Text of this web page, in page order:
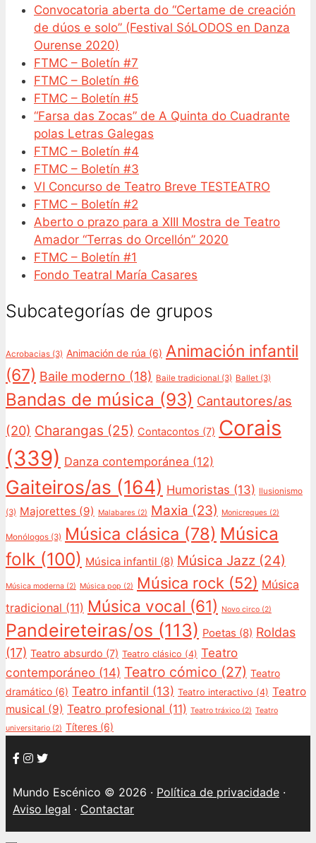
Convocatoria aberta do “Certame de creación
de dúos e solo” (Festival SóLODOS en Danza
Ourense 2020)
FTMC – Boletín #7
FTMC – Boletín #6
FTMC – Boletín #5
“Farsa das Zocas” de A Quinta do Cuadrante
polas Letras Galegas
FTMC – Boletín #4
FTMC – Boletín #3
VI Concurso de Teatro Breve TESTEATRO
FTMC – Boletín #2
Aberto o prazo para a XIII Mostra de Teatro
Amador “Terras do Orcellón” 2020
FTMC – Boletín #1
Fondo Teatral María Casares
Subcategorías de grupos
Acrobacias (3) Animación de rúa (6) Animación infantil
(67) Baile moderno (18) Baile tradicional (3) Ballet (3)
Bandas de música (93) Cantautores/as
(20) Charangas (25) Contacontos (7) Corais
(339) Danza contemporánea (12)
Gaiteiros/as (164) Humoristas (13) Ilusionismo
(3) Majorettes (9) Malabares (2) Maxia (23) Monicreques (2)
Monólogos (3) Música clásica (78) Música
folk (100) Música infantil (8) Música Jazz (24)
Música moderna (2) Música pop (2) Música rock (52) Música
tradicional (11) Música vocal (61) Novo circo (2)
Pandeireteiras/os (113) Poetas (8) Roldas
(17) Teatro absurdo (7) Teatro clásico (4) Teatro
contemporáneo (14) Teatro cómico (27) Teatro
dramático (6) Teatro infantil (13) Teatro interactivo (4) Teatro
musical (9) Teatro profesional (11) Teatro tráxico (2) Teatro
universitario (2) Títeres (6)
Mundo Escénico © 2026 · Política de privacidade ·
Aviso legal · Contactar